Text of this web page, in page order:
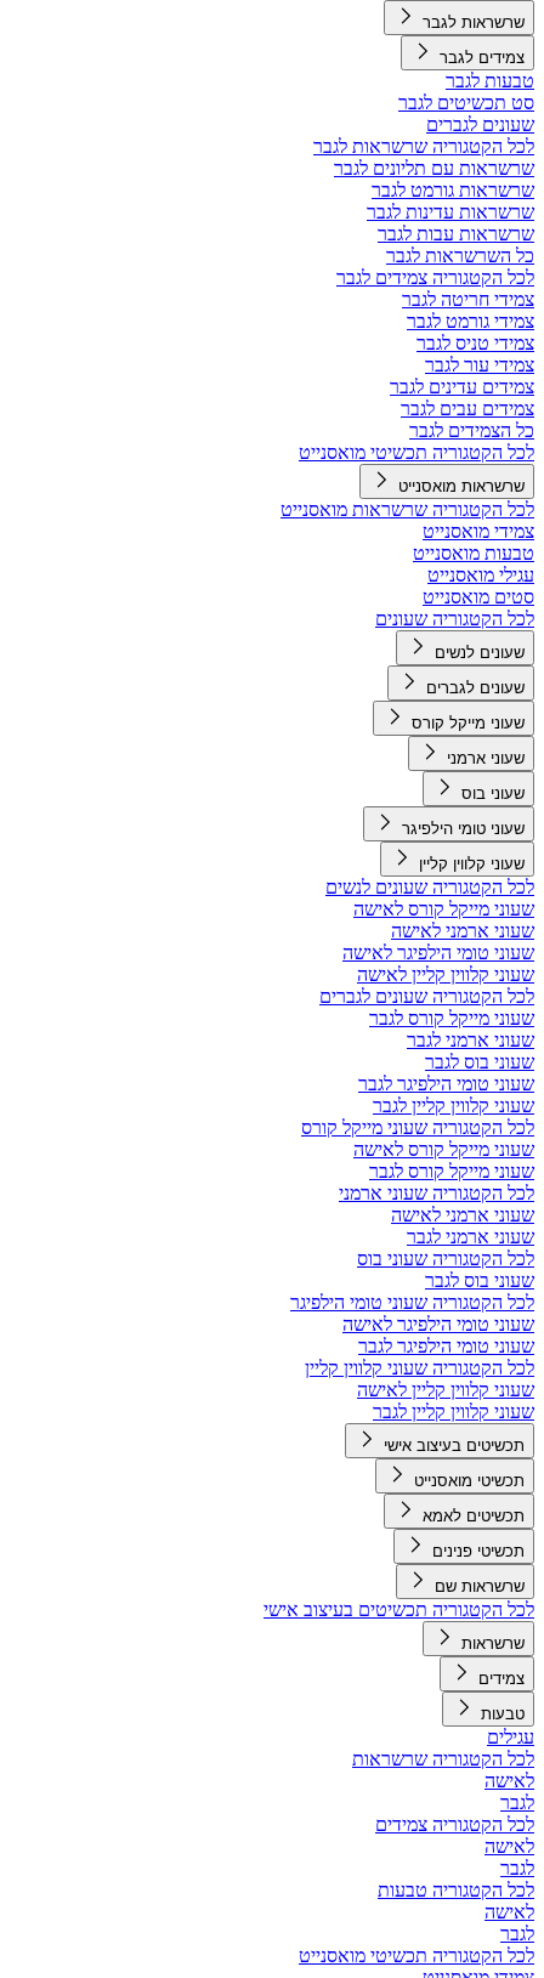
שרשראות לגבר
צמידים לגבר
טבעות לגבר
סט תכשיטים לגבר
שעונים לגברים
לכל הקטגוריה שרשראות לגבר
שרשראות עם תליונים לגבר
שרשראות גורמט לגבר
שרשראות עדינות לגבר
שרשראות עבות לגבר
כל השרשראות לגבר
לכל הקטגוריה צמידים לגבר
צמידי חריטה לגבר
צמידי גורמט לגבר
צמידי טניס לגבר
צמידי עור לגבר
צמידים עדינים לגבר
צמידים עבים לגבר
כל הצמידים לגבר
לכל הקטגוריה תכשיטי מואסנייט
שרשראות מואסנייט
לכל הקטגוריה שרשראות מואסנייט
צמידי מואסנייט
טבעות מואסנייט
עגילי מואסנייט
סטים מואסנייט
לכל הקטגוריה שעונים
שעונים לנשים
שעונים לגברים
שעוני מייקל קורס
שעוני ארמני
שעוני בוס
שעוני טומי הילפיגר
שעוני קלווין קליין
לכל הקטגוריה שעונים לנשים
שעוני מייקל קורס לאישה
שעוני ארמני לאישה
שעוני טומי הילפיגר לאישה
שעוני קלווין קליין לאישה
לכל הקטגוריה שעונים לגברים
שעוני מייקל קורס לגבר
שעוני ארמני לגבר
שעוני בוס לגבר
שעוני טומי הילפיגר לגבר
שעוני קלווין קליין לגבר
לכל הקטגוריה שעוני מייקל קורס
שעוני מייקל קורס לאישה
שעוני מייקל קורס לגבר
לכל הקטגוריה שעוני ארמני
שעוני ארמני לאישה
שעוני ארמני לגבר
לכל הקטגוריה שעוני בוס
שעוני בוס לגבר
לכל הקטגוריה שעוני טומי הילפיגר
שעוני טומי הילפיגר לאישה
שעוני טומי הילפיגר לגבר
לכל הקטגוריה שעוני קלווין קליין
שעוני קלווין קליין לאישה
שעוני קלווין קליין לגבר
תכשיטים בעיצוב אישי
תכשיטי מואסנייט
תכשיטים לאמא
תכשיטי פנינים
שרשראות שם
לכל הקטגוריה תכשיטים בעיצוב אישי
שרשראות
צמידים
טבעות
עגילים
לכל הקטגוריה שרשראות
לאישה
לגבר
לכל הקטגוריה צמידים
לאישה
לגבר
לכל הקטגוריה טבעות
לאישה
לגבר
לכל הקטגוריה תכשיטי מואסנייט